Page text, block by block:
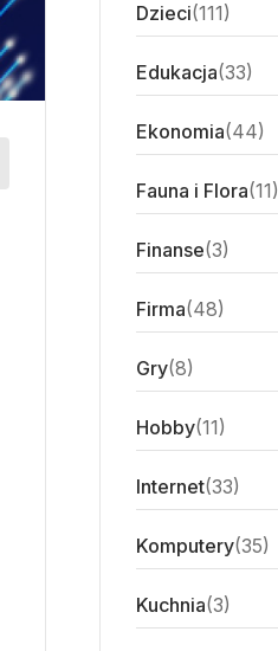
Dzieci(111)
Edukacja(33)
Ekonomia(44)
Fauna i Flora(11)
Finanse(3)
Firma(48)
Gry(8)
Hobby(11)
Internet(33)
Komputery(35)
Kuchnia(3)